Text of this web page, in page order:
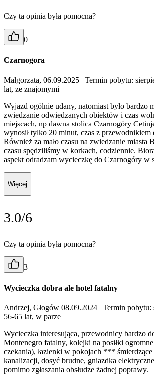
Czy ta opinia była pomocna?
0
Czarnogora
Małgorzata, 06.09.2025 | Termin pobytu:
lat, ze znajomymi
Wyjazd ogólnie udany, natomiast było bardzo
zwiedzanie odwiedzanych obiektów i czas
miejscach, np dawna stolica Czarnogóry
wynosił tylko 20 minut, czas z przewodnikiem
Również za mało czasu na zwiedzanie miasta
czasu spędziliśmy w korkach, codziennie.
aspekt odradzam wycieczkę do Czarnogóry w
Więcej
3.0/6
Czy ta opinia była pomocna?
3
Wycieczka dobra ale hotel fatalny
Andrzej, Głogów 08.09.2024 | Termin pobytu:
56-65 lat, w parze
Wycieczka interesująca, przewodnicy bardzo
Montenegro fatalny, kolejki na posiłki
czekania), łazienki w pokojach *** śmierdzące
kanalizacji, dosyć brudne, gniazdka
pomimo zgłaszania obsłudze żadnej poprawy.